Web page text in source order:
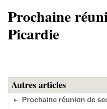
Prochaine
Picardie
Autres articles
Prochaine réunion de